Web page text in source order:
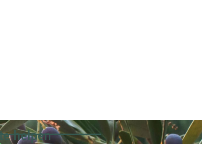
helpen